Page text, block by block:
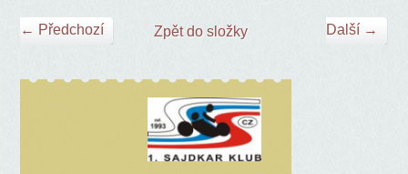
← Předchozí Další →
Zpět do složky